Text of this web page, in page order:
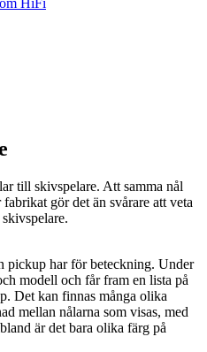
till skivspelare. Att samma nål
gör det än svårare att veta
pickup har för beteckning. Under
modell och får fram en lista på
Det kan finnas många olika
mellan nålarna som visas, med
är det bara olika färg på